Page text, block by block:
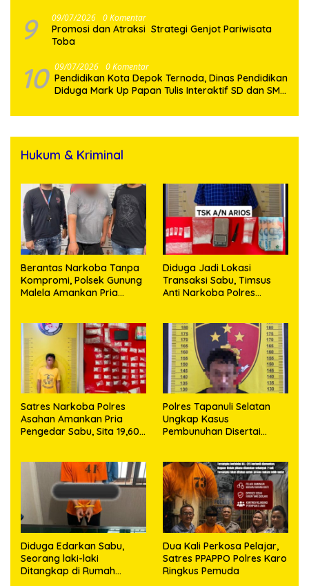
9 09/07/2026 0 Komentar
Promosi dan Atraksi Strategi Genjot Pariwisata
Toba
10 09/07/2026 0 Komentar
Pendidikan Kota Depok Ternoda, Dinas Pendidikan
Diduga Mark Up Papan Tulis Interaktif SD dan SMP
Hukum & Kriminal
Berantas Narkoba Tanpa
Kompromi, Polsek Gunung
Malela Amankan Pria
Diduga Jadi Lokasi
Transaksi Sabu, Timsus
Anti Narkoba Polres
63,67 Gram Sabu
Satres Narkoba Polres
Asahan Amankan Pria
Pengedar Sabu, Sita 19,60
Polres Tapanuli Selatan
Ungkap Kasus
Pembunuhan Disertai
Ditangkap
Diduga Edarkan Sabu,
Seorang laki-laki
Ditangkap di Rumah
Dua Kali Perkosa Pelajar,
Satres PPAPPO Polres Karo
Ringkus Pemuda